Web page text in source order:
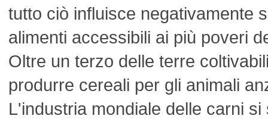
tutto ciò influisce negativamente
alimenti accessibili ai più poveri
Oltre un terzo delle terre
produrre cereali per gli animali
L'industria mondiale delle carni